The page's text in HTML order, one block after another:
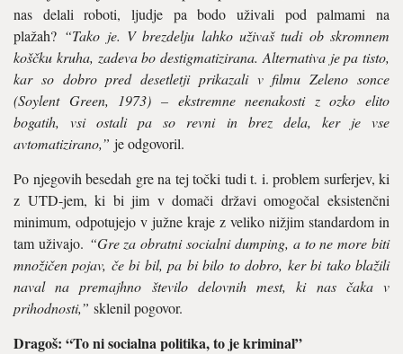
nas delali roboti, ljudje pa bodo uživali pod palmami na
plažah? “Tako je. V brezdelju lahko uživaš tudi ob skromnem
koščku kruha, zadeva bo destigmatizirana. Alternativa je pa tisto,
kar so dobro pred desetletji prikazali v filmu Zeleno sonce
(Soylent Green, 1973) – ekstremne neenakosti z ozko elito
bogatih, vsi ostali pa so revni in brez dela, ker je vse
avtomatizirano,” je odgovoril.
Po njegovih besedah gre na tej točki tudi t. i. problem surferjev, ki
z UTD-jem, ki bi jim v domači državi omogočal eksistenčni
minimum, odpotujejo v južne kraje z veliko nižjim standardom in
tam uživajo. “Gre za obratni socialni dumping, a to ne more biti
množičen pojav, če bi bil, pa bi bilo to dobro, ker bi tako blažili
naval na premajhno število delovnih mest, ki nas čaka v
prihodnosti,” sklenil pogovor.
Dragoš: “To ni socialna politika, to je kriminal”